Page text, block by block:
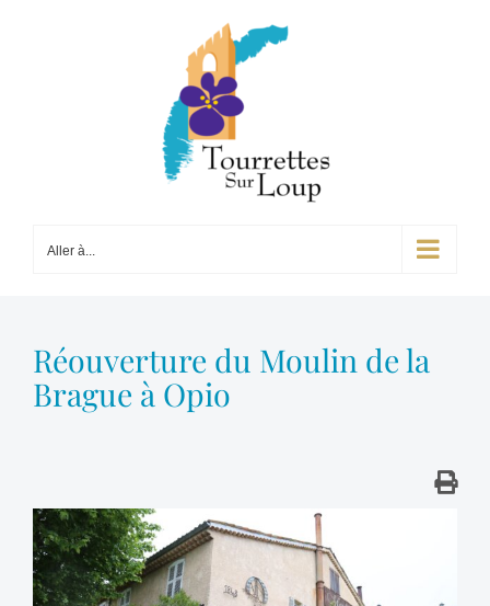
Aller à...
Réouverture du Moulin de la
Brague à Opio